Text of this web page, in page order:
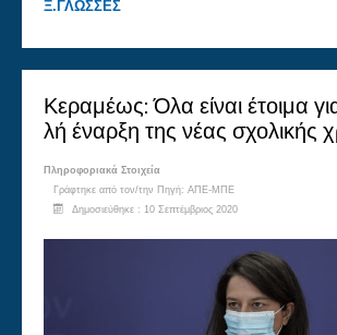
Ξ.ΓΛΩΣΣΕΣ
Κεραμέως: Όλα είναι έτοιμα
λή έναρξη της νέας σχολικής
Πληροφοριακά Στοιχεία
Γράφτηκε από τον/την Πηγή: ΑΠΕ-ΜΠΕ
Δημοσιεύθηκε : 10 Σεπτέμβριος 2020